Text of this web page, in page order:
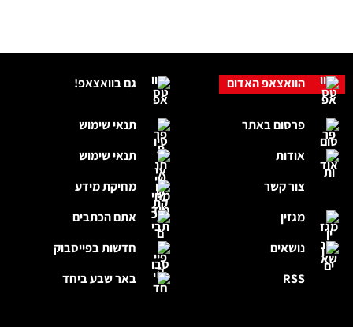
גם בוואצאפ!
תנאי שימוש
תנאי שימוש
מחיקת מידע
אתם הכתבים
חדשות בפייסבוק
באר שבע ביחד
הוואצאפ האדום
פרסום באתר
אודות
צור קשר
מגזין
נושאים
RSS